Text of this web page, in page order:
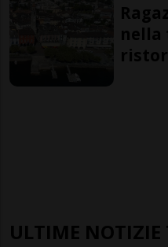
nella
ULTIME NOTIZIE